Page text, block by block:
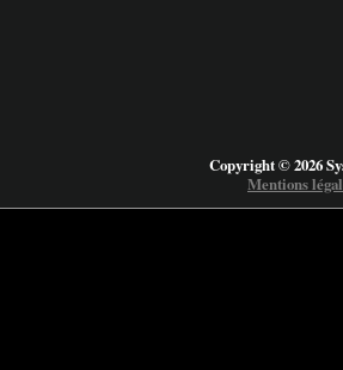
Copyright © 2026
Mentions